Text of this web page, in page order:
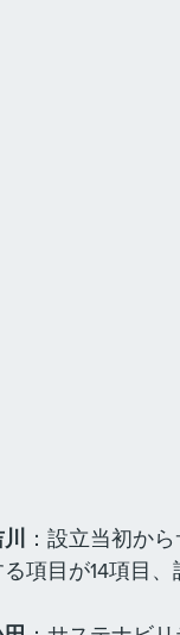
：設立当初か
項目が14項目、